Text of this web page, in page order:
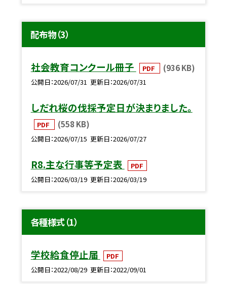
配布物（3）
社会教育コンクール冊子 PDF (936 KB)
公開日 2026/07/31 更新日 2026/07/31
しだれ桜の伐採予定日が決まりました。
PDF (558 KB)
公開日 2026/07/15 更新日 2026/07/27
R8.主な行事等予定表
PDF
公開日 2026/03/19 更新日 2026/03/19
各種様式（1）
学校給食停止届
PDF
公開日 2022/08/29 更新日 2022/09/01